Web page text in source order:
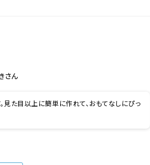
さん
見た目以上に簡単に作れて、おもてなしにぴっ